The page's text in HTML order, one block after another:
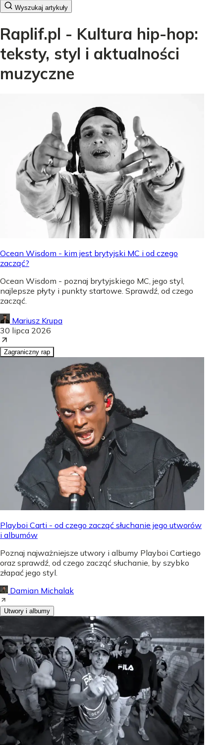
Wyszukaj artykuły
Raplif.pl - Kultura hip-hop:
teksty, styl i aktualności
muzyczne
Ocean Wisdom - kim jest brytyjski MC i od czego
zacząć?
Ocean Wisdom - poznaj brytyjskiego MC, jego styl,
najlepsze płyty i punkty startowe. Sprawdź, od czego
zacząć.
Mariusz Krupa
30 lipca 2026
Zagraniczny rap
Playboi Carti - od czego zacząć słuchanie jego utworów
i albumów
Poznaj najważniejsze utwory i albumy Playboi Cartiego
oraz sprawdź, od czego zacząć słuchanie, by szybko
złapać jego styl.
Damian Michalak
Utwory i albumy